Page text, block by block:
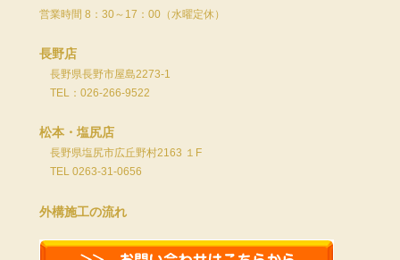
営業時間 8：30～17：00（水曜定休）
長野店
長野県長野市屋島2273-1
TEL：026-266-9522
松本・塩尻店
長野県塩尻市広丘野村2163 １F
TEL 0263-31-0656
外構施工の流れ